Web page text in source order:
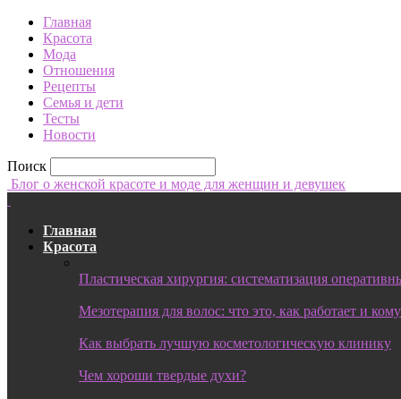
Главная
Красота
Мода
Отношения
Рецепты
Семья и дети
Тесты
Новости
Поиск
Блог о женской красоте и моде для женщин и девушек
Главная
Красота
Пластическая хирургия: систематизация
Мезотерапия для волос: что это, как работает и
Как выбрать лучшую косметологическую клинику
Чем хороши твердые духи?